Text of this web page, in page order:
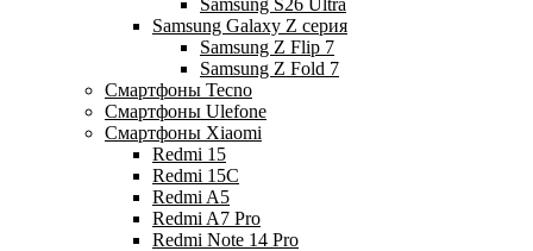
Samsung S26 Ultra
Samsung Galaxy Z серия
Samsung Z Flip 7
Samsung Z Fold 7
Смартфоны Tecno
Смартфоны Ulefone
Смартфоны Xiaomi
Redmi 15
Redmi 15C
Redmi A5
Redmi A7 Pro
Redmi Note 14 Pro